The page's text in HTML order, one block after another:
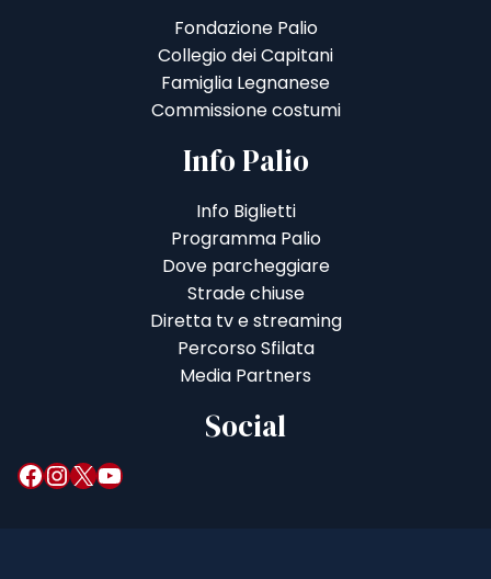
Fondazione Palio
Collegio dei Capitani
Famiglia Legnanese
Commissione costumi
Info Palio
Info Biglietti
Programma Palio
Dove parcheggiare
Strade chiuse
Diretta tv e streaming
Percorso Sfilata
Media Partners
Social
Facebook InstagramX YouTube